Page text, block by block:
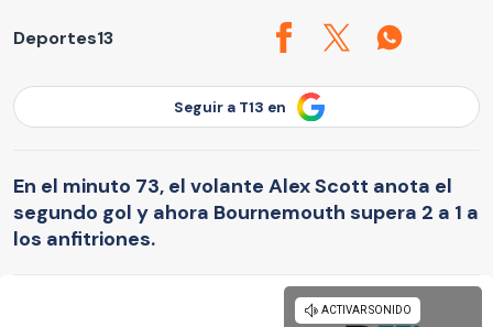
Deportes13
Seguir a T13 en
En el minuto 73, el volante Alex Scott anota el
segundo gol y ahora Bournemouth supera 2 a 1 a
los anfitriones.